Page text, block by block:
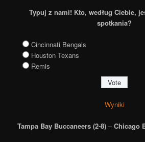
Typuj z nami! Kto, według Ciebie,
spotkania?
Cincinnati Bengals
Houston Texans
Remis
Wyniki
Tampa Bay Buccaneers (2-8)–Chicago